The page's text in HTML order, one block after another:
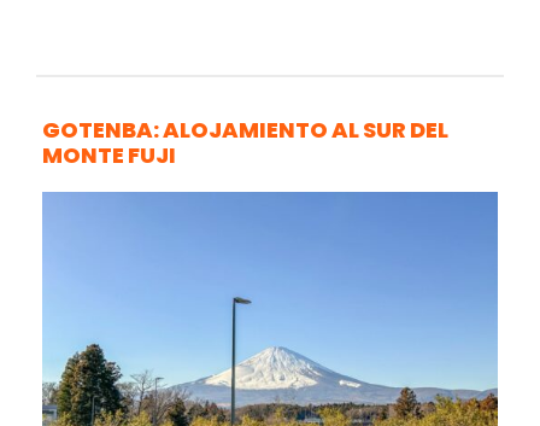
GOTENBA: ALOJAMIENTO AL SUR DEL
MONTE FUJI